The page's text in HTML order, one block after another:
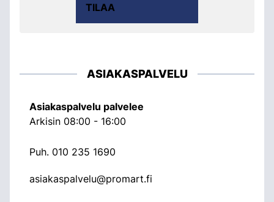
TILAA
ASIAKASPALVELU
Asiakaspalvelu palvelee
Arkisin 08:00 - 16:00
Puh. 010 235 1690
asiakaspalvelu@promart.fi